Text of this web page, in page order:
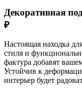
Декоративная
₽
Настоящая находка
стиля и
фактура добавят
Устойчив к
интерьер будет